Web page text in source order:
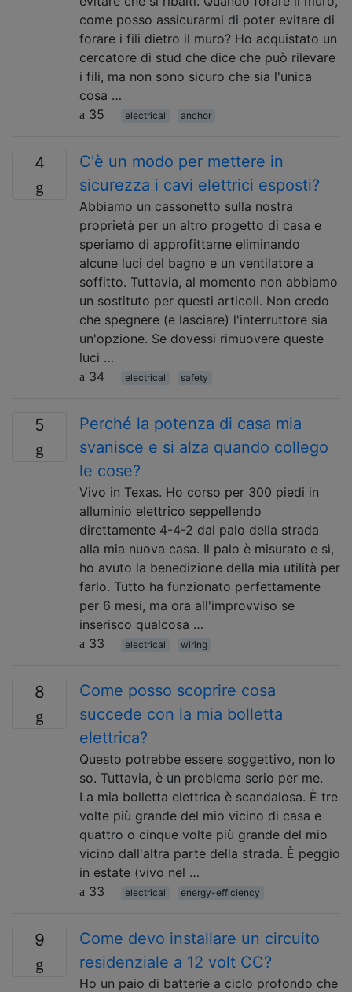
come posso assicurarmi di poter evitare di
forare i fili dietro il muro? Ho acquistato un
cercatore di stud che dice che può rilevare
i fili, ma non sono sicuro che sia l'unica
cosa …
35
electrical anchor
4
C'è un modo per mettere in
sicurezza i cavi elettrici esposti?
Abbiamo un cassonetto sulla nostra
proprietà per un altro progetto di casa e
speriamo di approfittarne eliminando
alcune luci del bagno e un ventilatore a
soffitto. Tuttavia, al momento non abbiamo
un sostituto per questi articoli. Non credo
che spegnere (e lasciare) l'interruttore sia
un'opzione. Se dovessi rimuovere queste
luci …
34
electrical safety
5
Perché la potenza di casa mia
svanisce e si alza quando collego
le cose?
Vivo in Texas. Ho corso per 300 piedi in
alluminio elettrico seppellendo
direttamente 4-4-2 dal palo della strada
alla mia nuova casa. Il palo è misurato e sì,
ho avuto la benedizione della mia utilità per
farlo. Tutto ha funzionato perfettamente
per 6 mesi, ma ora all'improvviso se
inserisco qualcosa …
33
electrical wiring
8
Come posso scoprire cosa
succede con la mia bolletta
elettrica?
Questo potrebbe essere soggettivo, non lo
so. Tuttavia, è un problema serio per me.
La mia bolletta elettrica è scandalosa. È tre
volte più grande del mio vicino di casa e
quattro o cinque volte più grande del mio
vicino dall'altra parte della strada. È peggio
in estate (vivo nel …
33
electrical energy-efficiency
9
Come devo installare un circuito
residenziale a 12 volt CC?
Ho un paio di batterie a ciclo profondo che